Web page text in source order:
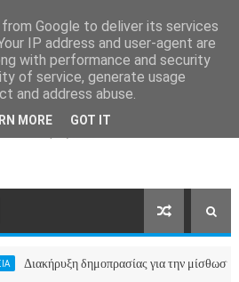
δημοπρασίας για την μίσθωση
Google to deliver its services
IP address and user-agent are
with performance and security
of service, generate usage
and address abuse.
MORE GOT IT